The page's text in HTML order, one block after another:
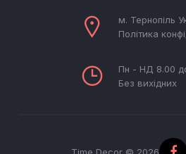
м. Тернопіль
Політика
Пн - НД 8.00
Без вихідних